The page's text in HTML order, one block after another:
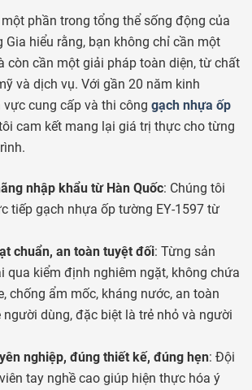
phần trong tổng thể sống động của
Gia hiểu rằng, bạn không chỉ cần một
còn cần một giải pháp toàn diện, từ chất
và dịch vụ. Với gần 20 năm kinh
cung cấp và thi công gạch nhựa ốp
cam kết mang lại giá trị thực cho từng
nhập khẩu từ Hàn Quốc: Chúng tôi
tiếp gạch nhựa ốp tường EY-1597 từ
chuẩn, an toàn tuyệt đối: Từng sản
qua kiểm định nghiêm ngặt, không chứa
chống ẩm mốc, kháng nước, an toàn
người dùng, đặc biệt là trẻ nhỏ và người
nghiệp, đúng thiết kế, đúng hẹn: Đội
tay nghề cao giúp hiện thực hóa ý